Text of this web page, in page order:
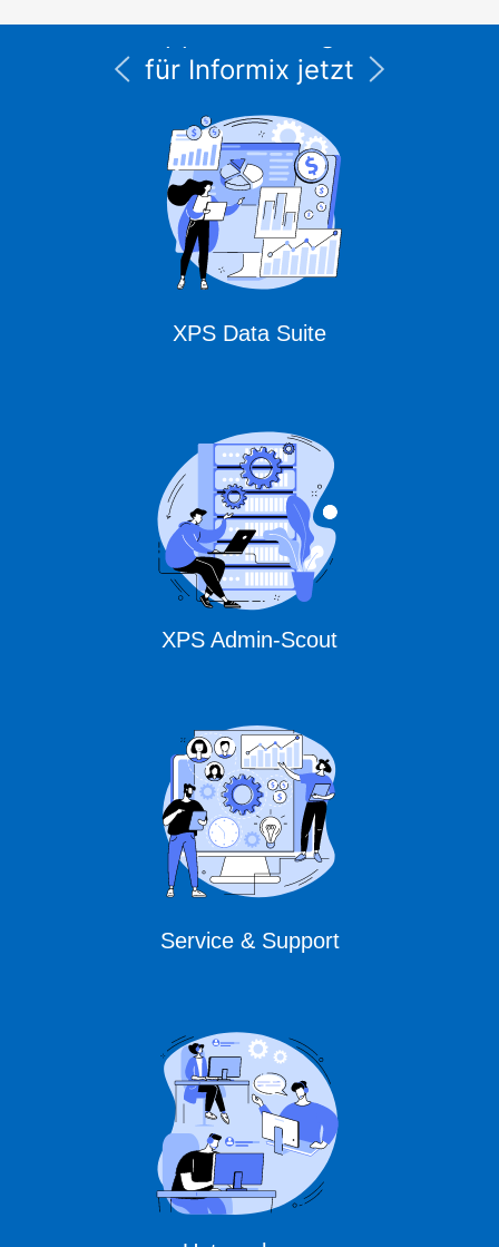
Supportleistungen
für Informix jetzt
Expert Solutions
XPS Data Suite
XPS Admin-Scout
Service & Support